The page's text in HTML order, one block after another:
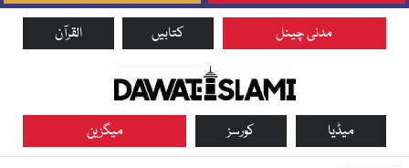
القرآن کتابیں مدنی چینل
میگزین کورسز میڈیا